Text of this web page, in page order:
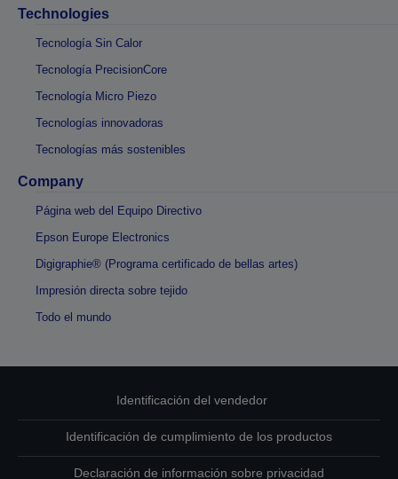
Technologies
Tecnología Sin Calor
Tecnología PrecisionCore
Tecnología Micro Piezo
Tecnologías innovadoras
Tecnologías más sostenibles
Company
Página web del Equipo Directivo
Epson Europe Electronics
Digigraphie® (Programa certificado de bellas artes)
Impresión directa sobre tejido
Todo el mundo
Identificación del vendedor
Identificación de cumplimiento de los productos
Declaración de información sobre privacidad